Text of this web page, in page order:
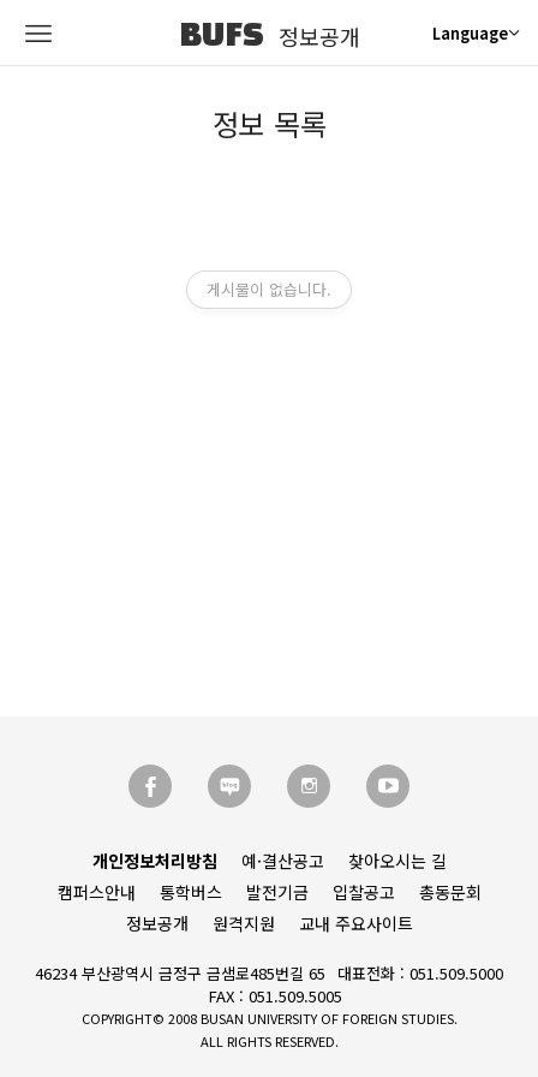
BUFS 정보공개 Language
정보 목록
개인정보처리방침 예·결산공고
찾아오시는 길
캠퍼스안내
통학버스 발전기금 입찰공고
총동문회
정보공개
원격지원 교내 주요사이트
46234 부산광역시 금정구 금샘로485번길 65
대표전화 : 051.509.5000
FAX : 051.509.5005
COPYRIGHT© 2008 BUSAN UNIVERSITY OF FOREIGN STUDIES.
ALL RIGHTS RESERVED.